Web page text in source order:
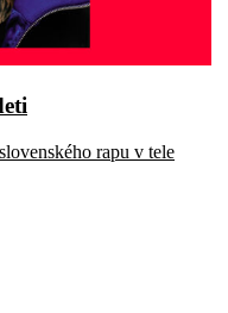
rapu v tele